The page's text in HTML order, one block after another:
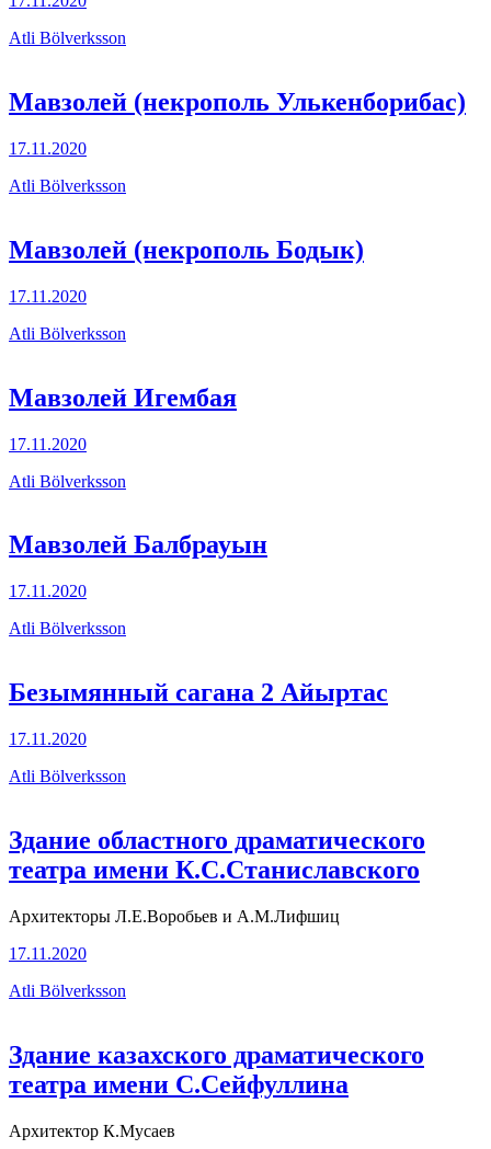
Atli Bölverksson
Мавзолей (некрополь Улькенборибас)
17.11.2020
Atli Bölverksson
Мавзолей (некрополь Бодык)
17.11.2020
Atli Bölverksson
Мавзолей Игембая
17.11.2020
Atli Bölverksson
Мавзолей Балбрауын
17.11.2020
Atli Bölverksson
Безымянный сагана 2 Айыртас
17.11.2020
Atli Bölverksson
Здание областного драматического
театра имени К.С.Станиславского
Архитекторы Л.Е.Воробьев и А.М.Лифшиц
17.11.2020
Atli Bölverksson
Здание казахского драматического
театра имени С.Сейфуллина
Архитектор К.Мусаев